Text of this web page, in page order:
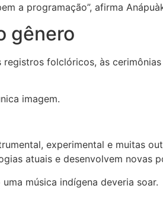
a programação”, afirma
gênero
folclóricos, às
imagem.
experimental e muitas
atuais e desenvolvem novas
música indígena deveria soar.